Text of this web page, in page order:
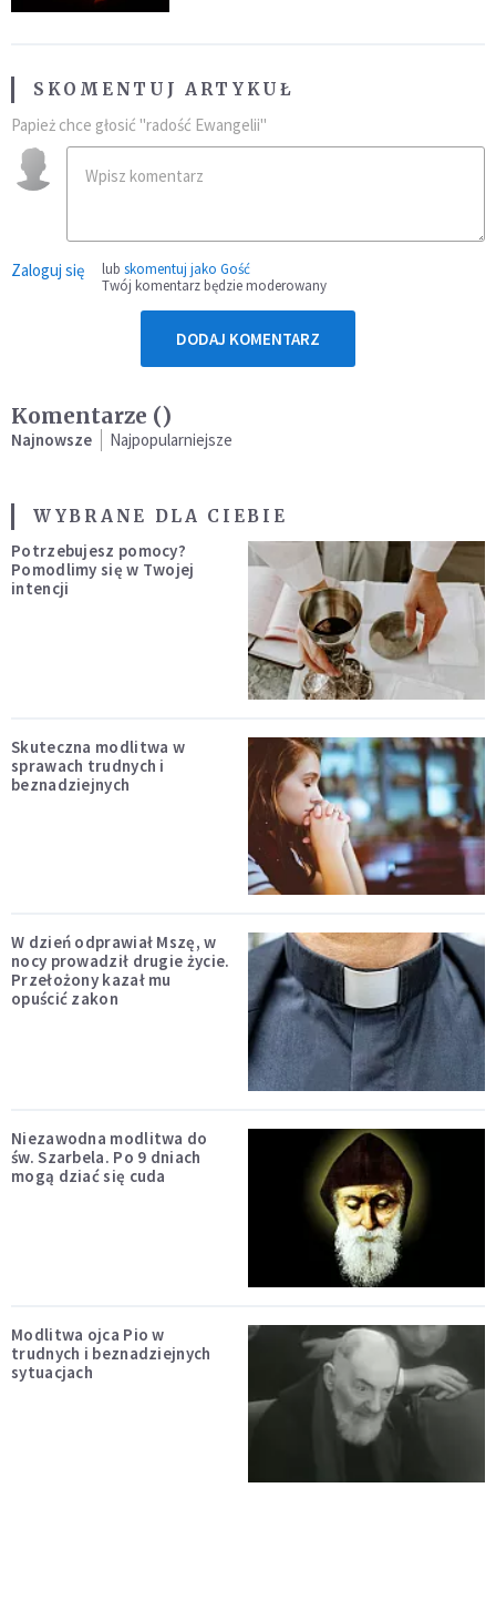
SKOMENTUJ ARTYKUŁ
Papież chce głosić "radość Ewangelii"
Zaloguj się lub skomentuj jako Gość
Twój komentarz będzie moderowany
DODAJ KOMENTARZ
Komentarze ()
Najnowsze Najpopularniejsze
WYBRANE DLA CIEBIE
Potrzebujesz pomocy?
Pomodlimy się w Twojej
intencji
Skuteczna modlitwa w
sprawach trudnych i
beznadziejnych
W dzień odprawiał Mszę, w
nocy prowadził drugie życie.
Przełożony kazał mu
opuścić zakon
Niezawodna modlitwa do
św. Szarbela. Po 9 dniach
mogą dziać się cuda
Modlitwa ojca Pio w
trudnych i beznadziejnych
sytuacjach